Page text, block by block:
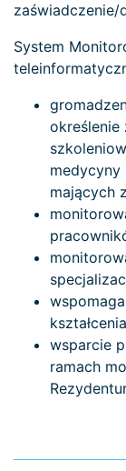
zaświadczenie/
System
określenie
mających
wsparcie
ramach